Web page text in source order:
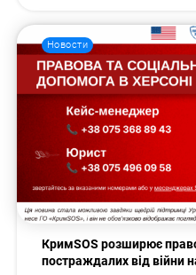
Новости
КримSOS розширює
постраждалих від війни